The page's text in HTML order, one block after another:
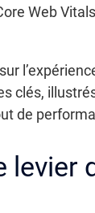
Web
clés,
de
levier